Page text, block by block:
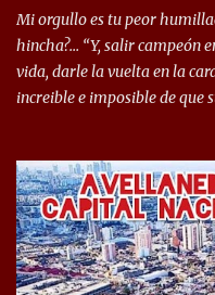
Seleccionado Argentino,
mostrar en Independiente. En
Mi orgullo es tu peor
hincha?… “Y, salir campeón
vida, darle la vuelta en la
increible e imposible de que
campeonato del '83 año
haber mandado al descenso
1983 es una fecha que
dejar en el olvido. Es que
0, se consagró campeón y,